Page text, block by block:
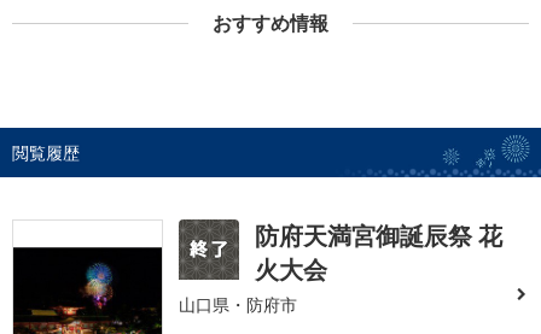
おすすめ情報
閲覧履歴
防府天満宮御誕辰祭 花
火大会
山口県・防府市